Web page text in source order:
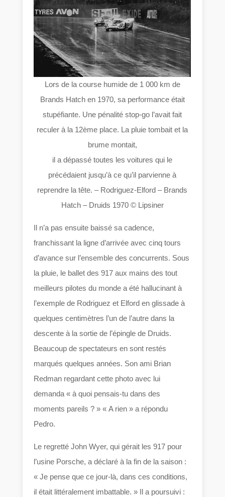
Lors de la course humide de 1 000 km de
Brands Hatch en 1970, sa performance était
stupéfiante. Une pénalité stop-go l’avait fait
reculer à la 12ème place. La pluie tombait et la
brume montait,
il a dépassé toutes les voitures qui le
précédaient jusqu’à ce qu’il parvienne à
reprendre la tête. – Rodriguez-Elford – Brands
Hatch – Druids 1970 © Lipsiner
Il n’a pas ensuite baissé sa cadence,
franchissant la ligne d’arrivée avec cinq tours
d’avance sur l’ensemble des concurrents. Sous
la pluie, le ballet des 917 aux mains des tout
meilleurs pilotes du monde a été hallucinant à
l’exemple de Rodriguez et Elford en glissade à
quelques centimètres l’un de l’autre dans la
descente à la sortie de l’épingle de Druids.
Beaucoup de spectateurs en sont restés
marqués quelques années. Son ami Brian
Redman regardant cette photo avec lui
demanda « à quoi pensais-tu dans des
moments pareils ? » « A rien » a répondu
Pedro.
Le regretté John Wyer, qui gérait les 917 pour
l’usine Porsche, a déclaré à la fin de la saison :
« Je pense que ce jour-là, dans ces conditions,
il était littéralement imbattable. » Il a poursuivi :